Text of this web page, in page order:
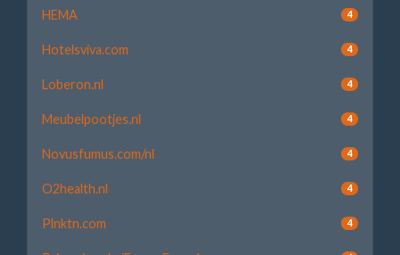
HEMA 4
Hotelsviva.com 4
Loberon.nl 4
Meubelpootjes.nl 4
Novusfumus.com/nl 4
O2health.nl 4
Plnktn.com 4